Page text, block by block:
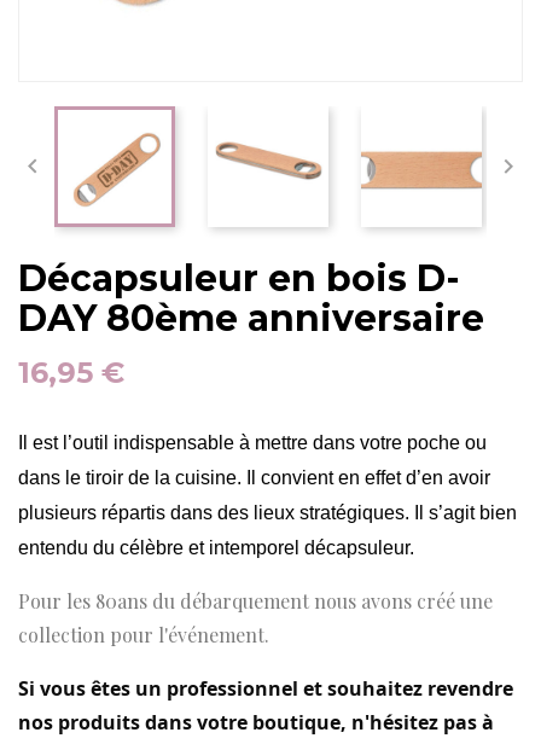
 
Décapsuleur en bois D-
DAY 80ème anniversaire
16,95 €
Il est l’outil indispensable à mettre dans votre poche ou
dans le tiroir de la cuisine. Il convient en effet d’en avoir
plusieurs répartis dans des lieux stratégiques. Il s’agit bien
entendu du célèbre et intemporel décapsuleur.
Pour les 80ans du débarquement nous avons créé une
collection pour l'événement.
Si vous êtes un professionnel et souhaitez revendre
nos produits dans votre boutique, n'hésitez pas à